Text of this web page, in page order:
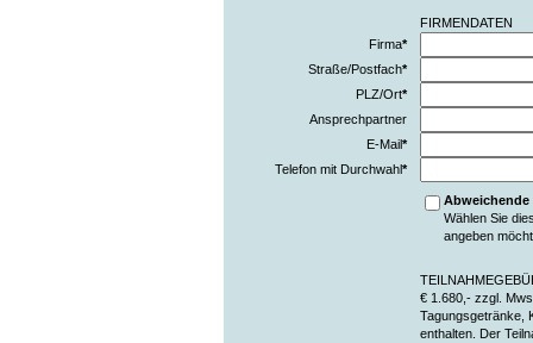
FIRMENDATEN
Firma*
Straße/Postfach*
PLZ/Ort*
Ansprechpartner
E-Mail*
Telefon mit Durchwahl*
Abweichende
Wählen Sie
angeben
€ 1.680,- zzgl.
Tagungsgetränke,
enthalten. Der